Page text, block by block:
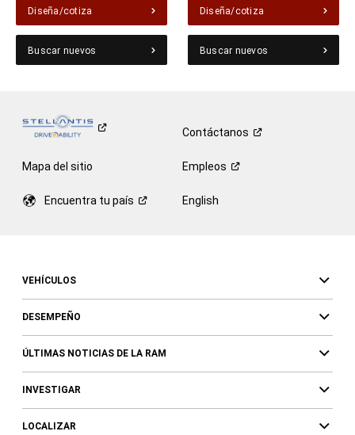
Diseña/cotiza
Buscar nuevos
Diseña/cotiza
Buscar nuevos
Contáctanos
Mapa del sitio Empleos
Encuentra tu país English
VEHÍCULOS
DESEMPEÑO
ÚLTIMAS NOTICIAS DE LA RAM
INVESTIGAR
LOCALIZAR